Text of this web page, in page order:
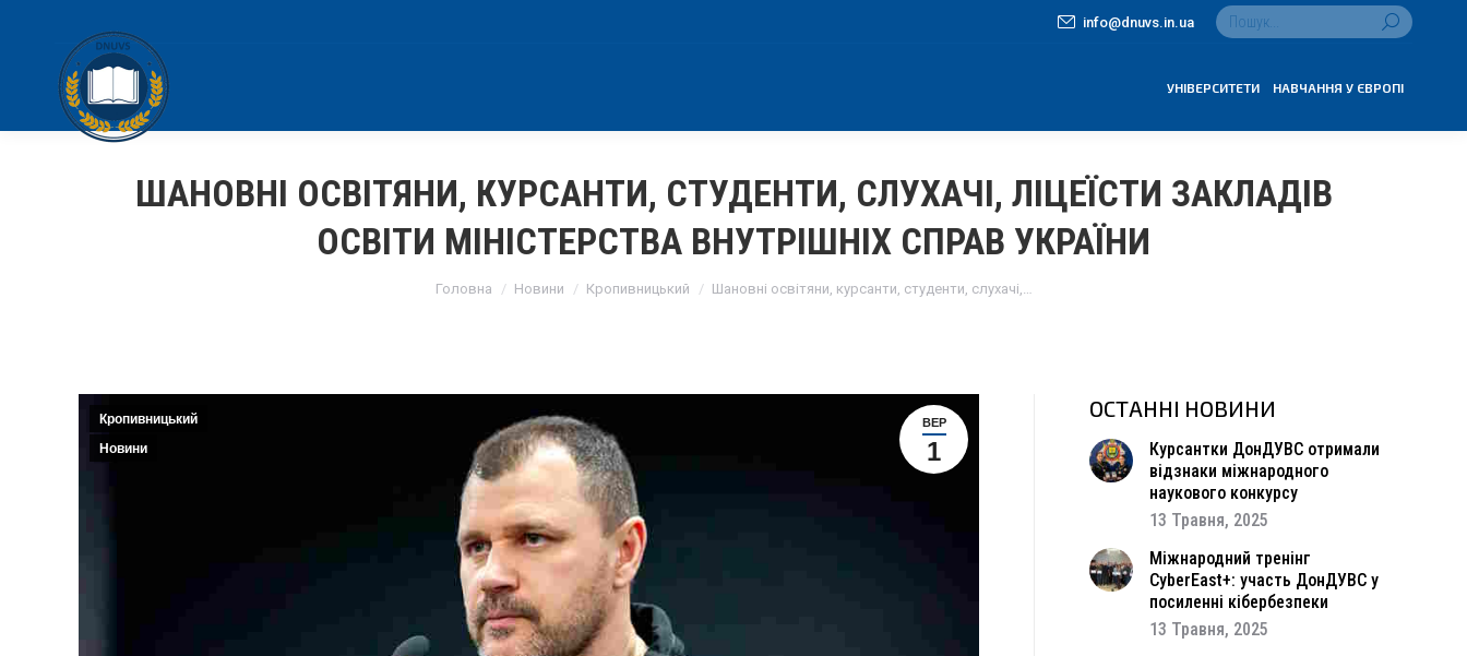
info@dnuvs.in.ua Search:
УНІВЕРСИТЕТИ НАВЧАННЯ У ЄВРОПІ
ШАНОВНІ ОСВІТЯНИ, КУРСАНТИ, СТУДЕНТИ, СЛУХАЧІ, ЛІЦЕЇСТИ ЗАКЛАДІВ
ОСВІТИ МІНІСТЕРСТВА ВНУТРІШНІХ СПРАВ УКРАЇНИ
Головна Новини Кропивницький Шановні освітяни, курсанти, студенти, слухачі,…
ВЕР
1
Кропивницький
Новини
ОСТАННІ НОВИНИ
Курсантки ДонДУВС отримали
відзнаки міжнародного
наукового конкурсу
13 Травня, 2025
Міжнародний тренінг
CyberEast+: участь ДонДУВС у
посиленні кібербезпеки
13 Травня, 2025